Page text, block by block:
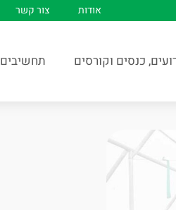
אודות צור קשר
כנסים וקורסים תחשיבים